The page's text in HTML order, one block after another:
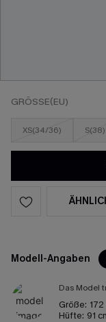
GRÖSSE(EU)
XS(34/36) S(38)
Modell-Angaben
Das Model
Größe:
Hüfte: 91